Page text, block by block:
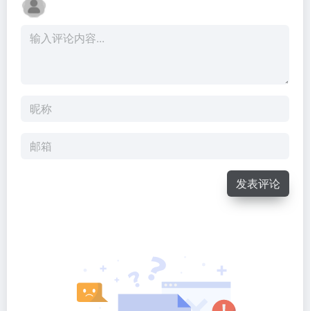
发表评论